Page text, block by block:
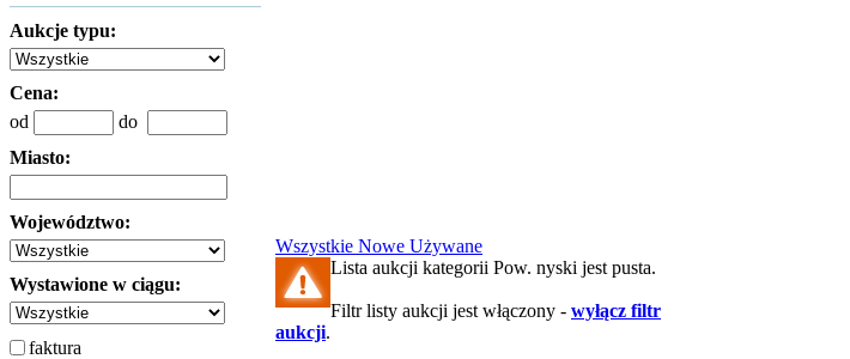
Aukcje typu:
Cena:
od
do
Miasto:
Województwo:
Wystawione w ciągu:
faktura
Wszystkie Nowe Używane
Lista aukcji kategorii Pow. nyski jest pusta.
Filtr listy aukcji jest włączony - wyłącz filtr
aukcji.